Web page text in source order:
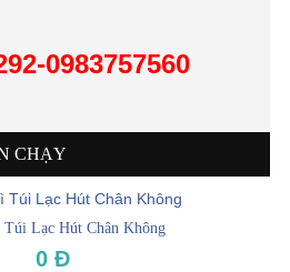
0983757560
CHẠY
Lạc Hút Chân Không
0 Đ